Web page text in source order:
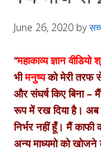
June 26, 2020 by
“महाकाव्य ज्ञान
भीमनुष्यको मेरी
और संघर्ष किए बिना –
रूप में रख दिया है। अब
निर्भर नहीं हूँ। मैं
अन्य माध्यमो को